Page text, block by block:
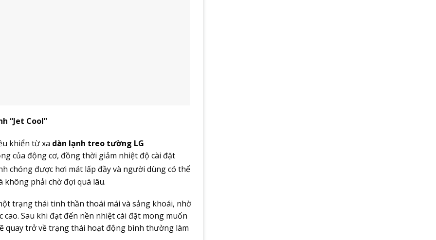
“Jet Cool”
khiển từ xa dàn lạnh treo tường LG
của động cơ, đồng thời giảm nhiệt độ cài đặt
chóng được hơi mát lấp đầy và người dùng có thể
phải chờ đợi quá lâu.
trạng thái tinh thần thoái mái và sảng khoái, nhờ
Sau khi đạt đến nền nhiệt cài đặt mong muốn
quay trở về trạng thái hoạt động bình thường làm